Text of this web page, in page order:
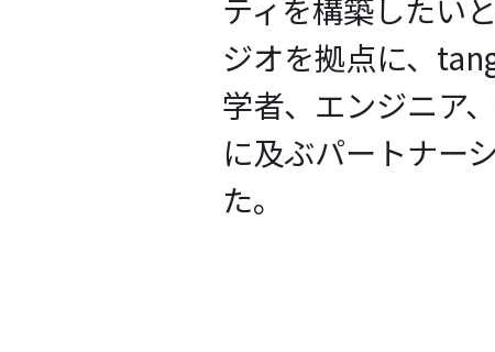
ジオを拠点に、
学者、エンジニア
に及ぶパートナー
た。